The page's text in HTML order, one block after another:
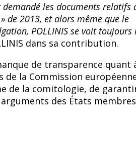
les documents relatifs
de 2013, et alors même que le
POLLINIS se voit toujours
dans sa contribution.
de transparence quant
de la Commission
de la comitologie, de
des États